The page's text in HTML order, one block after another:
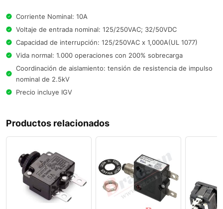
Corriente Nominal: 10A
Voltaje de entrada nominal: 125/250VAC; 32/50VDC
Capacidad de interrupción: 125/250VAC x 1,000A(UL 1077)
Vida normal: 1.000 operaciones con 200% sobrecarga
Coordinación de aislamiento: tensión de resistencia de impulso
nominal de 2.5kV
Precio incluye IGV
Productos relacionados